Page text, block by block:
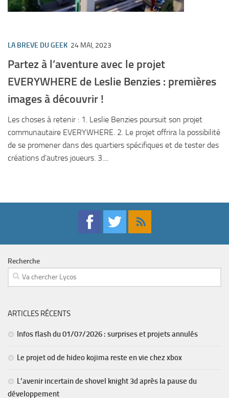
LA BREVE DU GEEK 24 MAI, 2023
Partez à l’aventure avec le projet
EVERYWHERE de Leslie Benzies : premières
images à découvrir !
Les choses à retenir : 1. Leslie Benzies poursuit son projet
communautaire EVERYWHERE. 2. Le projet offrira la possibilité
de se promener dans des quartiers spécifiques et de tester des
créations d’autres joueurs. 3....
Recherche
ARTICLES RÉCENTS
Infos flash du 01/07/2026 : surprises et projets annulés
Le projet od de hideo kojima reste en vie chez xbox
L’avenir incertain de shovel knight 3d après la pause du
développement